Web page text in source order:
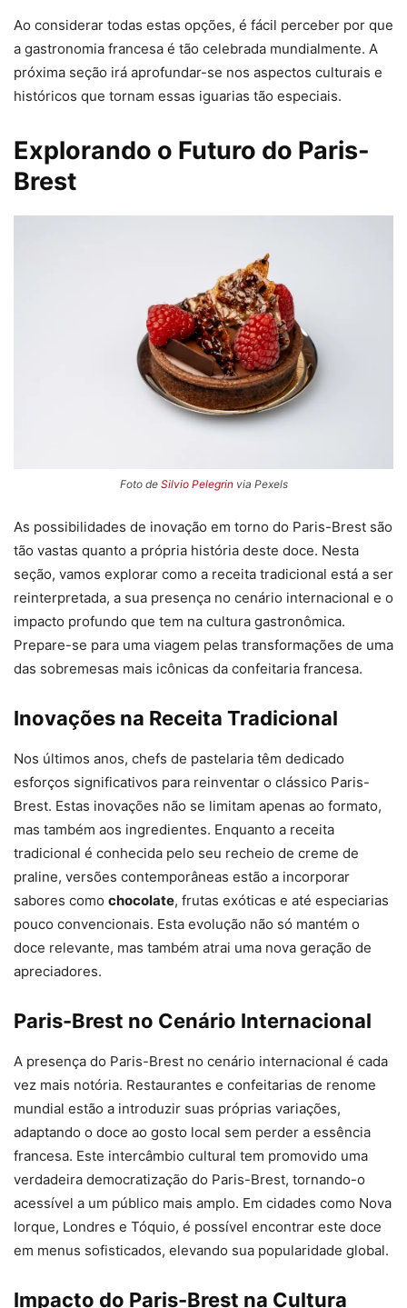
Ao considerar todas estas opções, é fácil perceber por que
a gastronomia francesa é tão celebrada mundialmente. A
próxima seção irá aprofundar-se nos aspectos culturais e
históricos que tornam essas iguarias tão especiais.
Explorando o Futuro do Paris-
Brest
Foto de Silvio Pelegrinvia Pexels
As possibilidades de inovação em torno do Paris-Brest são
tão vastas quanto a própria história deste doce. Nesta
seção, vamos explorar como a receita tradicional está a ser
reinterpretada, a sua presença no cenário internacional e o
impacto profundo que tem na cultura gastronômica.
Prepare-se para uma viagem pelas transformações de uma
das sobremesas mais icônicas da confeitaria francesa.
Inovações na Receita Tradicional
Nos últimos anos, chefs de pastelaria têm dedicado
esforços significativos para reinventar o clássico Paris-
Brest. Estas inovações não se limitam apenas ao formato,
mas também aos ingredientes. Enquanto a receita
tradicional é conhecida pelo seu recheio de creme de
praline, versões contemporâneas estão a incorporar
sabores como chocolate, frutas exóticas e até especiarias
pouco convencionais. Esta evolução não só mantém o
doce relevante, mas também atrai uma nova geração de
apreciadores.
Paris-Brest no Cenário Internacional
A presença do Paris-Brest no cenário internacional é cada
vez mais notória. Restaurantes e confeitarias de renome
mundial estão a introduzir suas próprias variações,
adaptando o doce ao gosto local sem perder a essência
francesa. Este intercâmbio cultural tem promovido uma
verdadeira democratização do Paris-Brest, tornando-o
acessível a um público mais amplo. Em cidades como Nova
Iorque, Londres e Tóquio, é possível encontrar este doce
em menus sofisticados, elevando sua popularidade global.
Impacto do Paris-Brest na Cultura